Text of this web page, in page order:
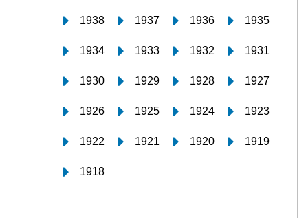
1938 1937 1936 1935
1934 1933 1932 1931
1930 1929 1928 1927
1926 1925 1924 1923
1922 1921 1920 1919
1918